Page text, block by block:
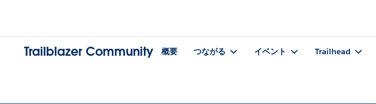
Trailblazer Community 概要 つながる イベント Trailhead